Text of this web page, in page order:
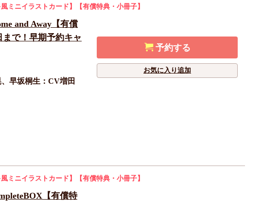
ミニイラストカード】 【有償特典・小冊子】
and Away【有償
まで！早期予約キャ
早坂桐生：CV増田
予約する
お気に入り追加
ミニイラストカード】 【有償特典・小冊子】
【有償特